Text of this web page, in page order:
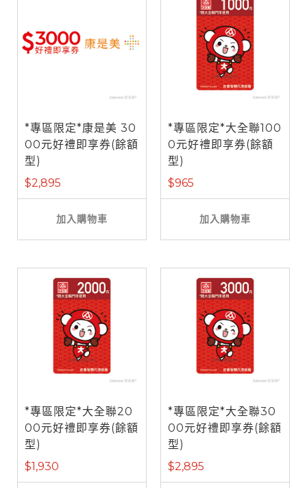
*專區限定*康是美 30
00元好禮即享券(餘額
型)
$2,895
加入購物車
*專區限定*大全聯100
0元好禮即享券(餘額
型)
$965
加入購物車
*專區限定*大全聯20
00元好禮即享券(餘額
型)
$1,930
*專區限定*大全聯30
00元好禮即享券(餘額
型)
$2,895